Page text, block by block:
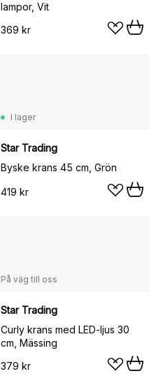
lampor, Vit
369 kr
I lager
Star Trading
Byske krans 45 cm, Grön
419 kr
På väg till oss
Star Trading
Curly krans med LED-ljus 30
cm, Mässing
379 kr